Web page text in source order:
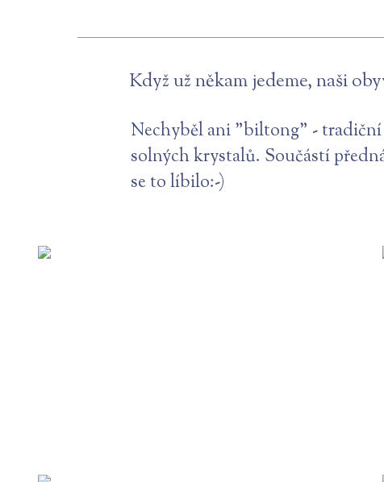
Když už někam jedeme, naši
Nechyběl ani "biltong" - tradiční
solných krystalů. Součástí
se to líbilo:-)